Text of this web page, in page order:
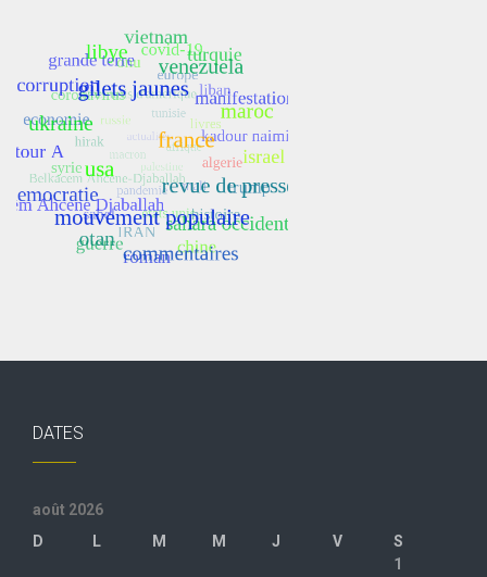
DATES
août 2026
D
L M M J V
S
1